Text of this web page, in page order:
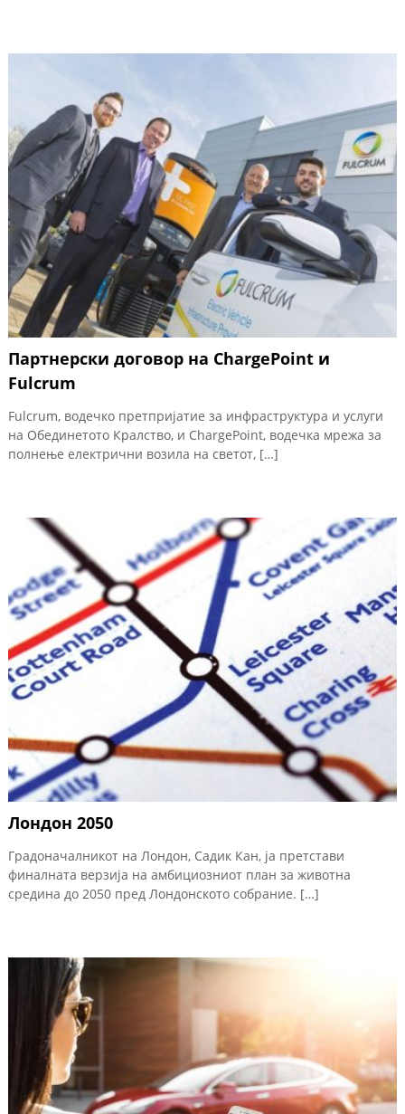
Партнерски договор на ChargePoint и
Fulcrum
Fulcrum, водечко претпријатие за инфраструктура и услуги
на Обединетото Кралство, и ChargePoint, водечка мрежа за
полнење електрични возила на светот, […]
Лондон 2050
Градоначалникот на Лондон, Садик Кан, ја претстави
финалната верзија на амбициозниот план за животна
средина до 2050 пред Лондонското собрание. […]